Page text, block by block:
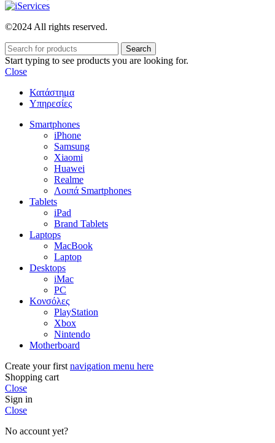
©2024 All rights reserved.
Search
Start typing to see products you are looking for.
Close
Κατάστημα
Υπηρεσίες
Smartphones
iPhone
Samsung
Xiaomi
Huawei
Realme
Λοιπά Smartphones
Tablets
iPad
Brand Tablets
Laptops
MacBook
Laptop
Desktops
iMac
PC
Κονσόλες
PlayStation
Xbox
Nintendo
Motherboard
Create your first navigation menu here
Shopping cart
Close
Sign in
Close
No account yet?